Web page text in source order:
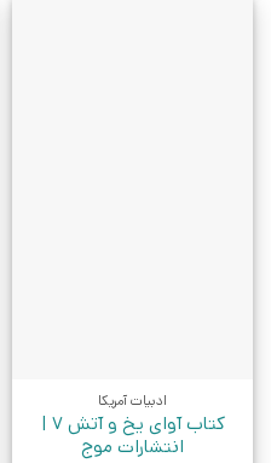
ادبیات آمریکا
کتاب آوای یخ و آتش 7 |
انتشارات موج